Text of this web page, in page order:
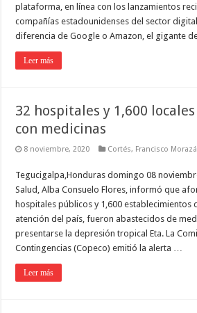
plataforma, en línea con los lanzamientos
compañías estadounidenses del sector
diferencia de Google o Amazon, el gigante
Leer más
32 hospitales y 1,600
con medicinas
8 noviembre, 2020 Cortés, Francisco
Tegucigalpa,Honduras domingo 08
Salud, Alba Consuelo Flores, informó que
hospitales públicos y 1,600 establecimientos
atención del país, fueron abastecidos de
presentarse la depresión tropical Eta. La
Contingencias (Copeco) emitió la alerta …
Leer más